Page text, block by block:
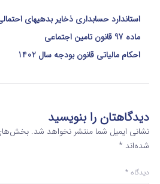
استاندارد حسابداری ذخایر بدهیهای
ماده 97 قانون تامین اجتماعی
احکام مالیاتی قانون بودجه سال 1402
دیدگاهتان را بنویسید
نشانی ایمیل شما منتشر نخواهد شد. بخش‌های
شده‌اند *
دیدگاه *